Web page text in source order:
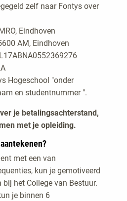
volledig en ineens
eventuele
vervallen termijnen. De
aan derden
van de Wet Incasso
extra kosten in rekening
incassokosten worden
staffel:
van de hoofdsom van
de eerste € 2500 van de
minimum van € 40,-;
van de hoofdsom van
de volgende € 2500 van
zelf naar Fontys over
Eindhoven
AM, Eindhoven
Hogeschool "onder
en studentnummer ".
je betalingsachterstand,
met je opleiding.
met een van
kun je gemotiveerd
het College van Bestuur.
je binnen 6